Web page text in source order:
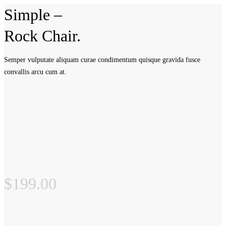
Simple –
Rock Chair.
Semper vulputate aliquam curae condimentum quisque gravida fusce
convallis arcu cum at.
$199.00